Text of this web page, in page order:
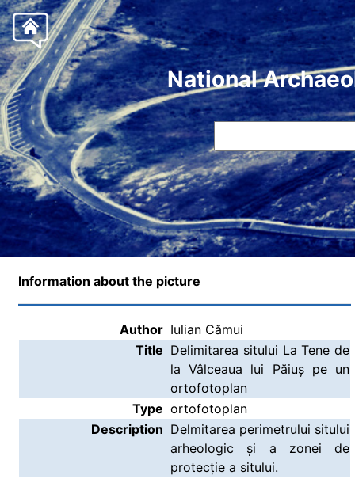
National
Information about the picture
Author Iulian Cămui
Title Delimitarea sitului La Tene de
la Vâlceaua lui Păiuș pe un
ortofotoplan
Type ortofotoplan
Description Delmitarea perimetrului sitului
arheologic și a zonei de
protecție a sitului.